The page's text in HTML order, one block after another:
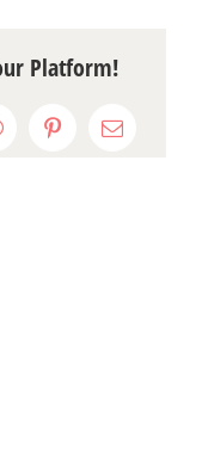
Platform!
PinterestEmail